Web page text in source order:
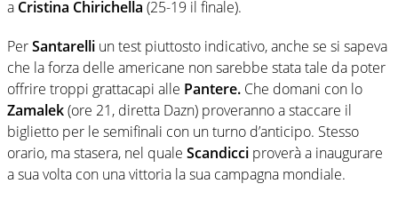
a Cristina Chirichella (25-19 il finale).
PerSantarelli un test piuttosto indicativo, anche se si sapeva
che la forza delle americane non sarebbe stata tale da poter
offrire troppi grattacapi alle Pantere. Che domani con lo
Zamalek(ore 21, diretta Dazn) proveranno a staccare il
biglietto per le semifinali con un turno d’anticipo. Stesso
orario, ma stasera, nel quale Scandicci proverà a inaugurare
a sua volta con una vittoria la sua campagna mondiale.